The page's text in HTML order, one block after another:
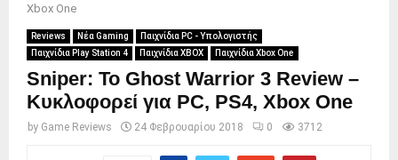
Xbox One
Reviews Νέα Gaming
Παιχνίδια PC - Υπολογιστής
Παιχνίδια Play Station 4
Παιχνίδια XBOX Παιχνίδια Xbox One
Sniper: Το Ghost Warrior 3 Review –
Κυκλοφορεί για PC, PS4, Xbox One
by Game Reviews 24 Φεβρουαρίου 2018 0 3712